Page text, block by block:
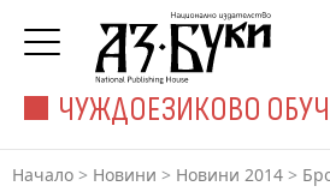
ЧУЖДОЕЗИКОВО
Начало > Новини > Новини 2014 >